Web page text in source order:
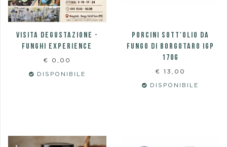
VISITA DEGUSTAZIONE -
FUNGHI EXPERIENCE
€ 0,00
DISPONIBILE
PORCINI SOTT'OLIO DA
FUNGO DI BORGOTARO IGP
170g
€ 13,00
DISPONIBILE